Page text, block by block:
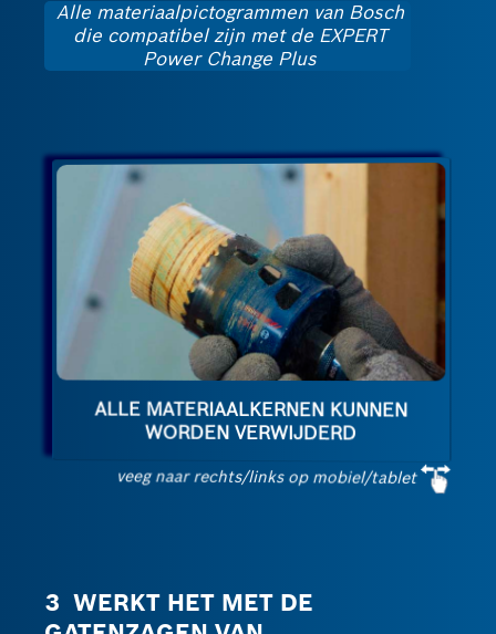
Alle materiaalpictogrammen van Bosch
die compatibel zijn met de EXPERT
Power Change Plus
ALLE MATERIAALKERNEN KUNNEN
WORDEN VERWIJDERD
veeg naar rechts/links op mobiel/tablet
3 WERKT HET MET DE